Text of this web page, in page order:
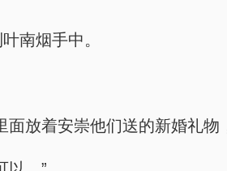
南烟手中。
放着安崇他们送的新婚礼